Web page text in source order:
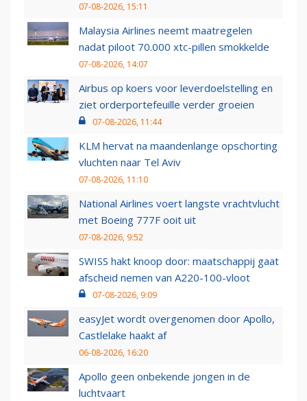
07-08-2026, 15:11
Malaysia Airlines neemt maatregelen
nadat piloot 70.000 xtc-pillen smokkelde
07-08-2026, 14:07
Airbus op koers voor leverdoelstelling en
ziet orderportefeuille verder groeien
07-08-2026, 11:44
KLM hervat na maandenlange opschorting
vluchten naar Tel Aviv
07-08-2026, 11:10
National Airlines voert langste vrachtvlucht
met Boeing 777F ooit uit
07-08-2026, 9:52
SWISS hakt knoop door: maatschappij gaat
afscheid nemen van A220-100-vloot
07-08-2026, 9:09
easyJet wordt overgenomen door Apollo,
Castlelake haakt af
06-08-2026, 16:20
Apollo geen onbekende jongen in de
luchtvaart